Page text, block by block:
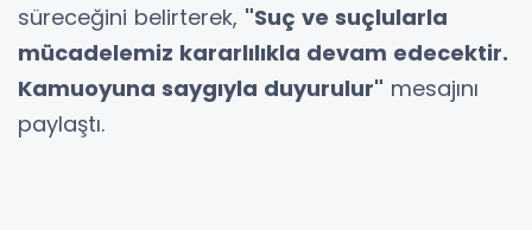
süreceğini belirterek, "Suç ve suçlularla
mücadelemiz kararlılıkla devam edecektir.
Kamuoyuna saygıyla duyurulur" mesajını
paylaştı.